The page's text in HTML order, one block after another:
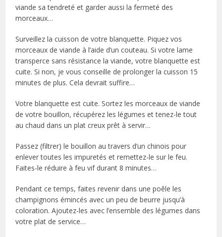
viande sa tendreté et garder aussi la fermeté des
morceaux…
Surveillez la cuisson de votre blanquette. Piquez vos
morceaux de viande à l’aide d’un couteau. Si votre lame
transperce sans résistance la viande, votre blanquette est
cuite. Si non, je vous conseille de prolonger la cuisson 15
minutes de plus. Cela devrait suffire…
Votre blanquette est cuite. Sortez les morceaux de viande
de votre bouillon, récupérez les légumes et tenez-le tout
au chaud dans un plat creux prêt à servir…
Passez (filtrer) le bouillon au travers d’un chinois pour
enlever toutes les impuretés et remettez-le sur le feu.
Faites-le réduire à feu vif durant 8 minutes…
Pendant ce temps, faites revenir dans une poêle les
champignons émincés avec un peu de beurre jusqu’à
coloration. Ajoutez-les avec l’ensemble des légumes dans
votre plat de service…